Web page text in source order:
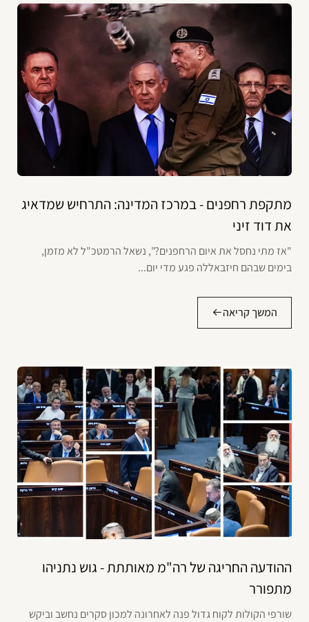
מתקפת רחפנים - במרכז המדינה: התרחיש שמדאיג
את דוד זיני
"אז מתי נחסל את איום הרחפנים?", נשאל הרמטכ"ל לא מזמן,
בימים שבהם חיזבאללה פגע מדי יום...
המשך קריאה
ההודעה החריגה של רה"מ מאותתת - גוש נתניהו
מתפורר
שורפי הקולות לקוח גדול פנה לאחרונה למכון סקרים נחשב וביקש